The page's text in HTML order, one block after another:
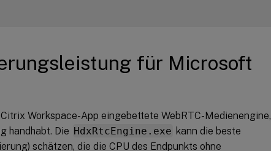
für Microsoft
Workspace-App eingebettete WebRTC-Medienengine,
handhabt. Die HdxRtcEngine.exe kann die beste
schätzen, die die CPU des Endpunkts ohne